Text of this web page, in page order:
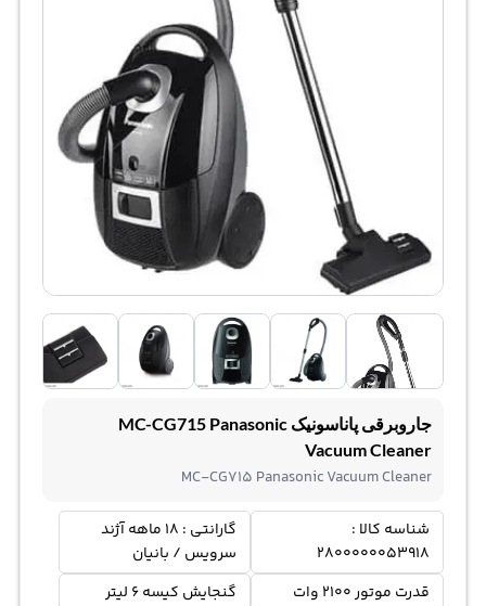
جاروبرقی پاناسونیک MC-CG715 Panasonic
Vacuum Cleaner
MC-CG715 Panasonic Vacuum Cleaner
شناسه کالا :
2800000053918
گارانتی : ۱۸ ماهه آژند
سرویس / بانیان
قدرت موتور 2100 وات
گنجایش کیسه 6 لیتر